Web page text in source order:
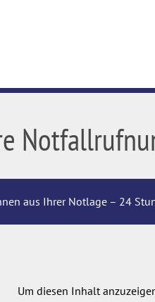
aus Ihrer Notlage – 24
Um diesen Inhalt